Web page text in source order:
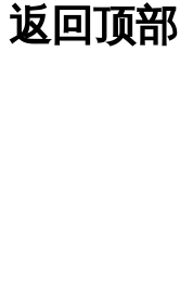
返回顶部